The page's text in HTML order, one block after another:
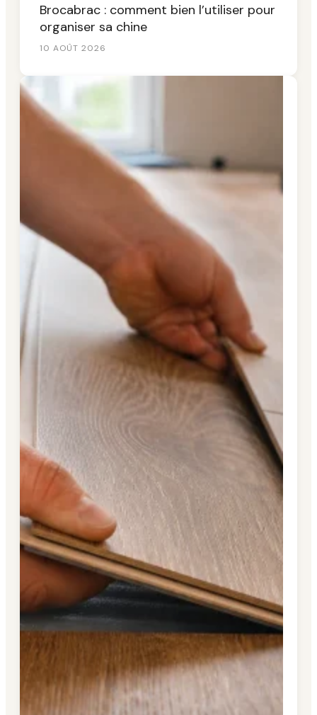
Brocabrac : comment bien l’utiliser pour
organiser sa chine
10 AOÛT 2026